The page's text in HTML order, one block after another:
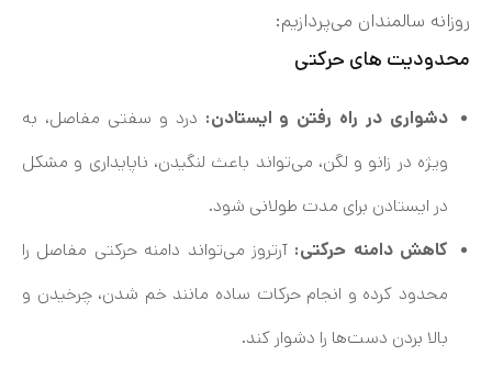
روزانه سالمندان می‌پردازیم:
محدودیت‌ های حرکتی
دشواری در راه رفتن و ایستادن: درد و سفتی مفاصل، به
ویژه در زانو و لگن، می‌تواند باعث لنگیدن، ناپایداری و مشکل
در ایستادن برای مدت طولانی شود.
کاهش دامنه حرکتی: آرتروز می‌تواند دامنه حرکتی مفاصل را
محدود کرده و انجام حرکات ساده مانند خم شدن، چرخیدن و
بالا بردن دست‌ها را دشوار کند.